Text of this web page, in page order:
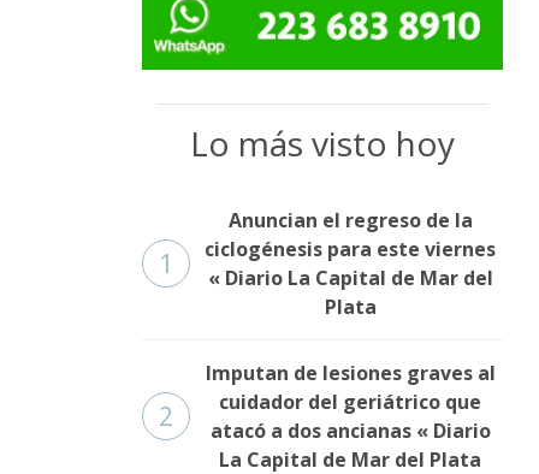
Lo más visto hoy
1
Anuncian el regreso de la
ciclogénesis para este viernes
« Diario La Capital de Mar del
Plata
2
Imputan de lesiones graves al
cuidador del geriátrico que
atacó a dos ancianas « Diario
La Capital de Mar del Plata